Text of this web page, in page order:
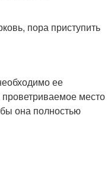
пора приступить
ее
место
она полностью